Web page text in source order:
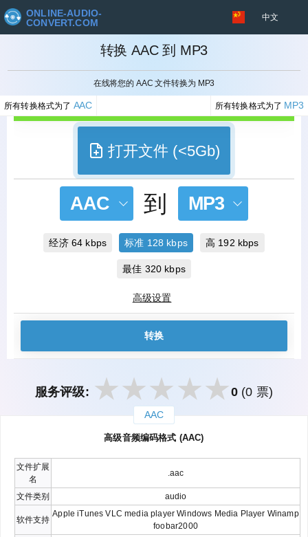
ONLINE-AUDIO-
CONVERT.COM
中文
转换 AAC 到 MP3
在线将您的 AAC 文件转换为 MP3
所有转换格式为了 AAC 所有转换格式为了 MP3
取消
打开文件 (<5Gb)
AAC 到 MP3
经济 64 kbps 标准 128 kbps 高 192 kbps
最佳 320 kbps
高级设置
转换
服务评级: 0 (0 票)
AAC
高级音频编码格式 (AAC)
文件扩展
名
.aac
文件类别 audio
软件支持
Apple iTunes VLC media player Windows Media Player Winamp
foobar2000